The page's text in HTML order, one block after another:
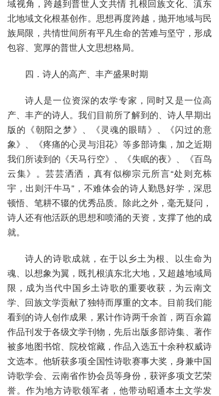
域视角，跨越到普世人文共情 扎根回族文化、滇东
北地域文化根基创作。思想再度跨越，抛开地域与民
族局限，共情世间所有平凡生命的苦难与坚守，形成
包容、宽厚的普世人文思想格局。
四．诗人的高产、丰产盛果时期
诗人是一位资深的农学专家，同时又是一位高
产、丰产的诗人。我们目前所了解到的、诗人早期‌出
版的《‌朝阳之梦‌》、《‌灵魂的眼睛‌》、《闪过的意
象》、《疼痛的心灵与泪花》等多部诗集，加之近期
我们所读到的《天马行空》、《失眠的夜》、《百鸟
云集》。芸芸洒洒，真有似柳宗元所言“处则充栋
宇，出则汗牛马”，不难体会的诗人勤恳好学，深思
顿悟、笔耕不辍的优秀品质。除此之外，毫无疑问，
诗人还有他活跃的思想和喷涌的天资，支撑了他的成
就。
诗人的诗歌成就，在于以乡土为根、以生命为
魂、以想象为翼，既扎根滇东北大地，又超越地域局
限，成为当代中国乡土诗歌的重要收获，为云南文
学、回族文学贡献了独特而厚重的文本。目前我们能
看到的诗人创作成果，累计作诗两千余首，两百余篇
作品刊发于各级文学刊物，先后出版多部诗集、著作
被多地图书馆、院校馆藏，作品入选五十余种权威诗
文选本。他斩获多项全国性诗歌赛事大奖，身兼中国
诗歌学会、云南省作协会员等身份，获评多项文艺荣
誉。作为地方诗歌领军者，他带动昭通本土文学发